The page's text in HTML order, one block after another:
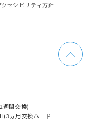
セシビリティ方針
週間交換)
ヵ月交換ハード